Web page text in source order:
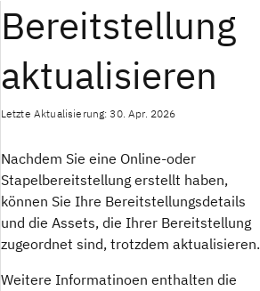
Bereitstellung
aktualisieren
Letzte Aktualisierung: 30. Apr. 2026
Nachdem Sie eine Online-oder
Stapelbereitstellung erstellt haben,
können Sie Ihre Bereitstellungsdetails
und die Assets, die Ihrer Bereitstellung
zugeordnet sind, trotzdem aktualisieren.
Weitere Informatinoen enthalten die